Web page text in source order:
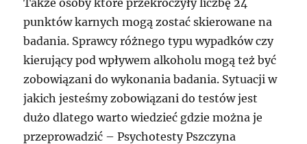
Także osoby które przekroczyły liczbę 24
punktów karnych mogą zostać skierowane na
badania. Sprawcy różnego typu wypadków czy
kierujący pod wpływem alkoholu mogą też być
zobowiązani do wykonania badania. Sytuacji w
jakich jesteśmy zobowiązani do testów jest
dużo dlatego warto wiedzieć gdzie można je
przeprowadzić – Psychotesty Pszczyna